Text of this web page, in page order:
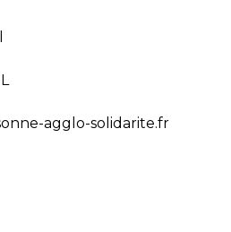
agglo-solidarite.fr